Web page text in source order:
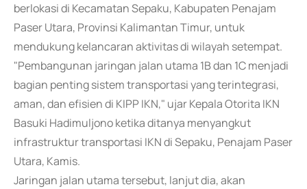
berlokasi di Kecamatan Sepaku, Kabupaten Penajam
Paser Utara, Provinsi Kalimantan Timur, untuk
mendukung kelancaran aktivitas di wilayah setempat.
"Pembangunan jaringan jalan utama 1B dan 1C menjadi
bagian penting sistem transportasi yang terintegrasi,
aman, dan efisien di KIPP IKN," ujar Kepala Otorita IKN
Basuki Hadimuljono ketika ditanya menyangkut
infrastruktur transportasi IKN di Sepaku, Penajam Paser
Utara, Kamis.
Jaringan jalan utama tersebut, lanjut dia, akan